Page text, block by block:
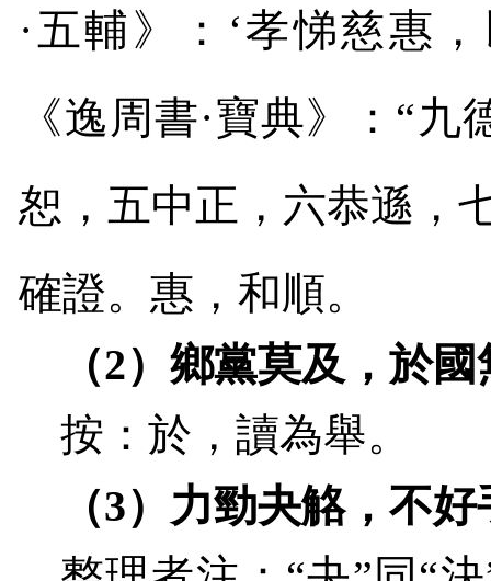
·五輔》：‘孝悌慈惠
《逸周書·寶典》：“
恕，五中正，六恭遜，
確證。惠，和順。
（2）鄉黨莫及，於
按：於，讀為舉。
（3）力勁夬觡，不好